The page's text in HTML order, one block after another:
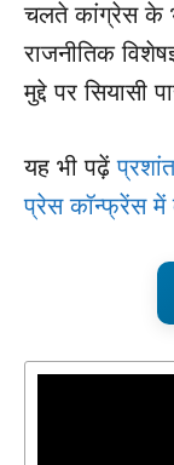
चलते कांग्रेस के
राजनीतिक
मुद्दे पर सियासी
यह भी पढ़ें
प्रेस कॉन्फ्रेंस